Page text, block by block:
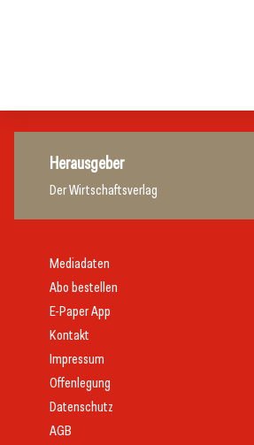
Herausgeber
Der Wirtschaftsverlag
Mediadaten
Abo bestellen
E-Paper App
Kontakt
Impressum
Offenlegung
Datenschutz
AGB